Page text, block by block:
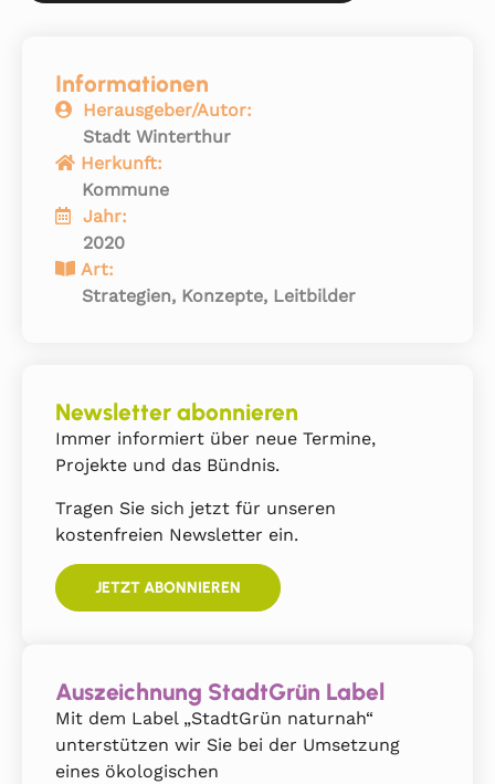
Informationen
Herausgeber/Autor:
Stadt Winterthur
Herkunft:
Kommune
Jahr:
2020
Art:
Strategien, Konzepte, Leitbilder
Newsletter abonnieren
Immer informiert über neue Termine,
Projekte und das Bündnis.
Tragen Sie sich jetzt für unseren
kostenfreien Newsletter ein.
JETZT ABONNIEREN
Auszeichnung StadtGrün Label
Mit dem Label „StadtGrün naturnah“
unterstützen wir Sie bei der Umsetzung
eines ökologischen